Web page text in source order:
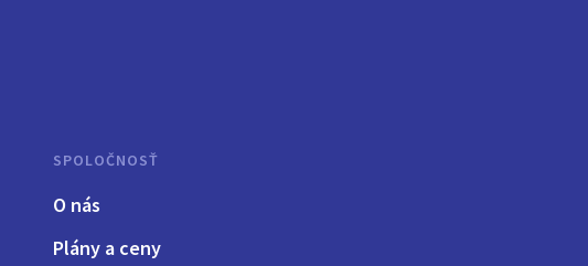
SPOLOČNOSŤ
O nás
Plány a ceny